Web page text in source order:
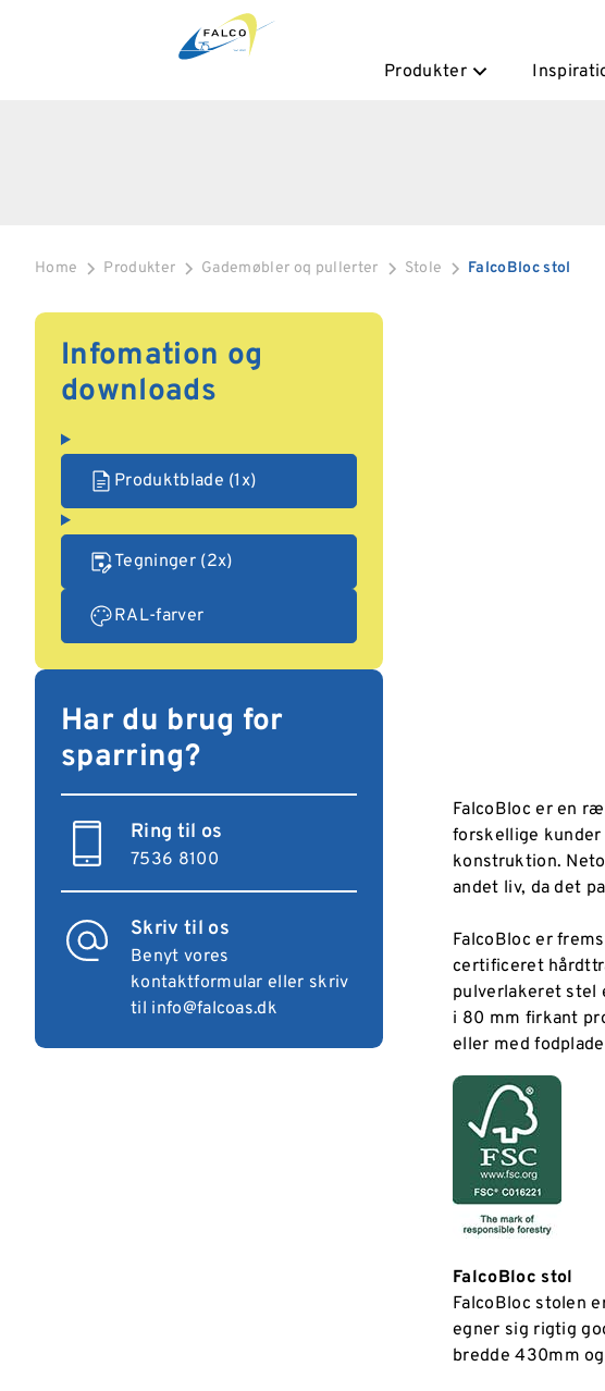
Produkter
Home Produkter Gademøbler oq pullerter Stole FalcoBloc stol
Infomation og
downloads
Produktblade (1x)
Tegninger (2x)
RAL-farver
Har du brug for
sparring?
Ring til os
7536 8100
Skriv til os
Benyt vores
kontaktformular eller skriv
til info@falcoas.dk
FalcoBloc er en
forskellige
konstruktion.
andet liv, da det
FalcoBloc er
certificeret
pulverlakeret stel
i 80 mm firkant
eller med
FalcoBloc stol
FalcoBloc stolen
egner sig rigtig
bredde 430mm